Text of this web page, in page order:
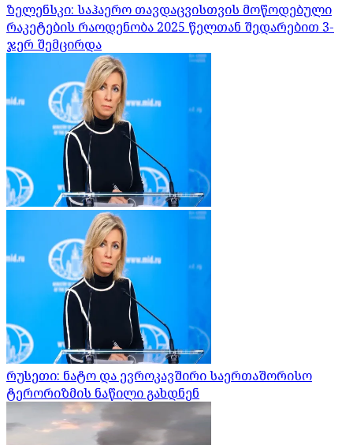
ზელენსკი: საჰაერო თავდაცვისთვის მოწოდებული
რაკეტების რაოდენობა 2025 წელთან შედარებით 3-
ჯერ შემცირდა
რუსეთი: ნატო და ევროკავშირი საერთაშორისო
ტერორიზმის ნაწილი გახდნენ